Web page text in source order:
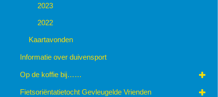
2023
2022
Kaartavonden
Informatie over duivensport
Op de koffie bij……
Fietsoriëntatietocht Gevleugelde Vrienden